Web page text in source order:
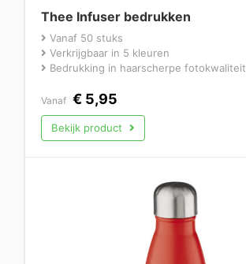
Thee Infuser bedrukken
Vanaf 50 stuks
Verkrijgbaar in 5 kleuren
Bedrukking in haarscherpe fotokwaliteit
Vanaf € 5,95
Bekijk product